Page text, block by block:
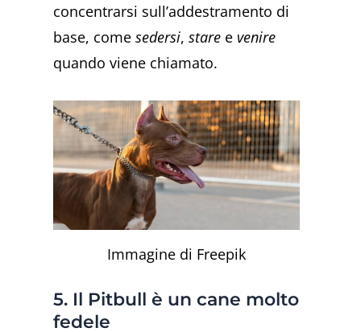
concentrarsi sull’addestramento di
base, comesedersi,stare e venire
quando viene chiamato.
Immagine di Freepik
5. Il Pitbull è un cane molto
fedele